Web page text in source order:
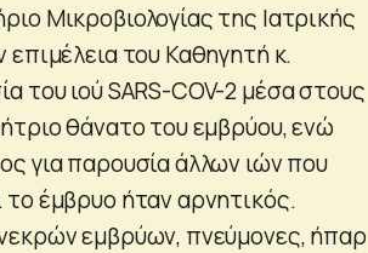
Μικροβιολογίας της Ιατρικής
του Καθηγητή κ.
του ιού SARS-COV-2 μέσα στους
θάνατο του εμβρύου, ενώ
για παρουσία άλλων ιών που
έμβρυο ήταν αρνητικός.
εμβρύων, πνεύμονες, ήπαρ